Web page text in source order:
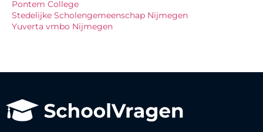
Pontem College
Stedelijke Scholengemeenschap Nijmegen
Yuverta vmbo Nijmegen